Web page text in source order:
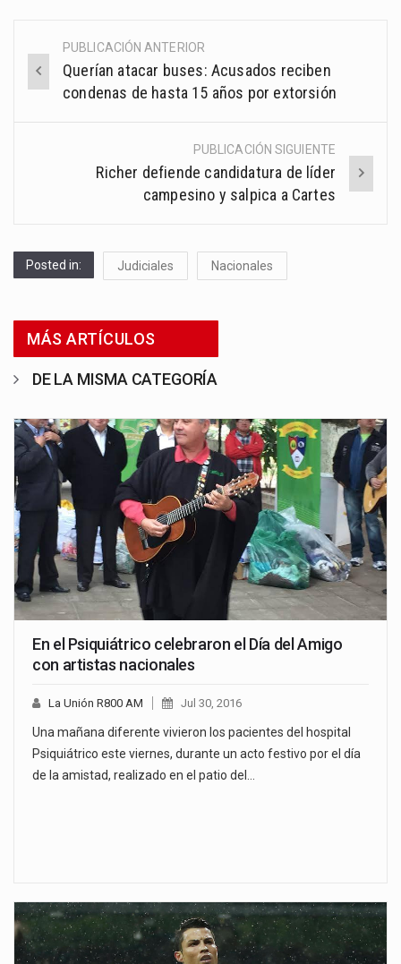
Post
navigation
PUBLICACIÓN ANTERIOR
Querían atacar buses: Acusados reciben
condenas de hasta 15 años por extorsión
PUBLICACIÓN SIGUIENTE
Richer defiende candidatura de líder
campesino y salpica a Cartes
Posted in: Judiciales Nacionales
MÁS ARTÍCULOS
DE LA MISMA CATEGORÍA
En el Psiquiátrico celebraron el Día del Amigo
con artistas nacionales
La Unión R800 AM Jul 30, 2016
Una mañana diferente vivieron los pacientes del hospital
Psiquiátrico este viernes, durante un acto festivo por el día
de la amistad, realizado en el patio del…